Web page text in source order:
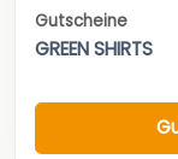
Gutscheine
GREEN SHIRTS